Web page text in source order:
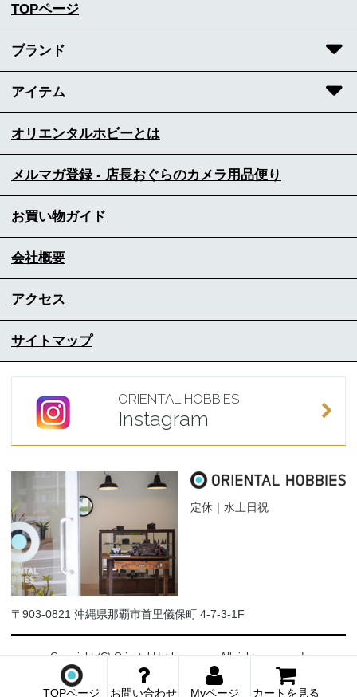
TOPページ お問い合わせ Myページ カートを見る
TOPページ
ブランド
アイテム
オリエンタルホビーとは
メルマガ登録 - 店長おぐらのカメラ用品便り
お買い物ガイド
会社概要
アクセス
サイトマップ
ORIENTAL HOBBIES
Instagram
定休｜水土日祝
〒903-0821 沖縄県那覇市首里儀保町 4-7-3-1F
Copyright (C) Oriental-Hobbies.com. All rights reserved.